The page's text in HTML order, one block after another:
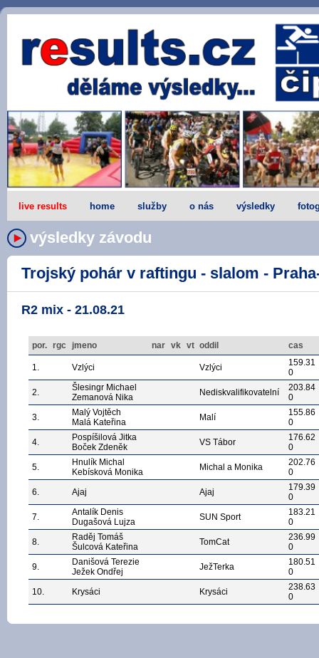
live results home služby o nás výsledky
výsledky závodu
Trojský pohár v raftingu - slalom -
R2 mix - 21.08.21
por. rgc jmeno nar vk vt oddil cas
1. Vzlýci Vzlýci
159.31
0
2.
Šlesingr Michael
Zemanová Nika
Nediskvalifikovatelní
203.84
0
3.
Malý Vojtěch
Malá Kateřina
Malí
155.86
0
4.
Pospíšilová Jitka
Boček Zdeněk
VS Tábor
176.62
0
5.
Hnulík Michal
Kebísková Monika
Michal a Monika
202.76
0
6.
Ajaj Ajaj
179.39
0
7.
Antalík Denis
Dugašová Lujza
SUN Sport
183.21
0
8.
Raděj Tomáš
Šulcová Kateřina
TomCat
236.99
0
9.
Danišová Terezie
Ježek Ondřej
JežTerka
180.51
0
10.
Krysáci Krysáci
238.63
0